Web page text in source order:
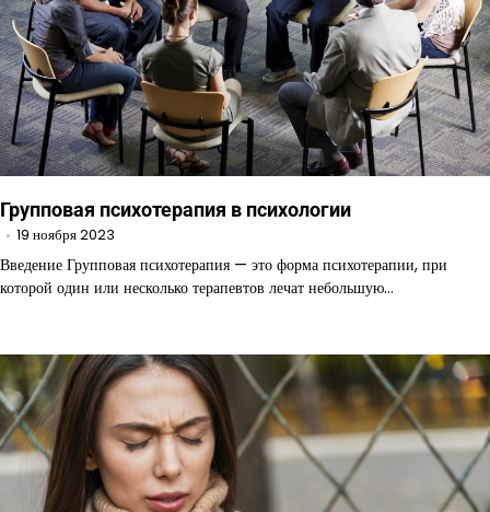
Групповая психотерапия в психологии
19 ноября 2023
Введение Групповая психотерапия — это форма психотерапии, при
которой один или несколько терапевтов лечат небольшую…